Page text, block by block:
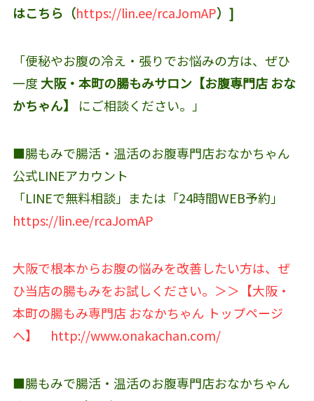
はこちら（https://lin.ee/rcaJomAP）]
「便秘やお腹の冷え・張りでお悩みの方は、ぜひ
一度 大阪・本町の腸もみサロン【お腹専門店 おな
かちゃん】
にご相談ください。」
■腸もみで腸活・温活のお腹専門店おなかちゃん
公式LINEアカウント‬
「LINEで無料相談」または「24時間WEB予約」
https://lin.ee/rcaJomAP
大阪で根本からお腹の悩みを改善したい方は、ぜ
ひ当店の腸もみをお試しください。＞＞【大阪・
本町の腸もみ専門店 おなかちゃん トップページ
へ】
http://www.onakachan.com/
■腸もみで腸活・温活のお腹専門店おなかちゃん